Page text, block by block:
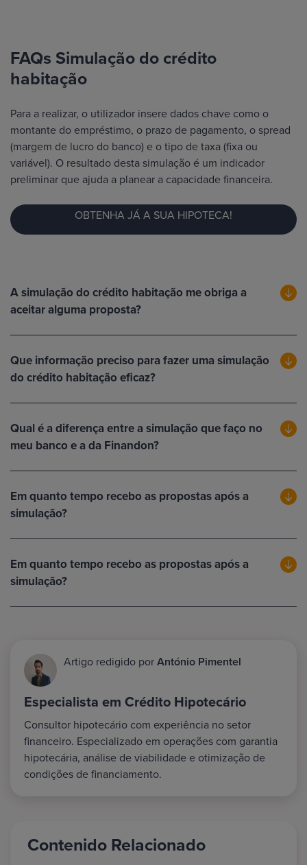
FAQs Simulação do crédito
habitação
Para a realizar, o utilizador insere dados chave como o
montante do empréstimo, o prazo de pagamento, o spread
(margem de lucro do banco) e o tipo de taxa (fixa ou
variável). O resultado desta simulação é um indicador
preliminar que ajuda a planear a capacidade financeira.
OBTENHA JÁ A SUA HIPOTECA!
A simulação do crédito habitação me obriga a
aceitar alguma proposta?
Que informação preciso para fazer uma simulação
do crédito habitação eficaz?
Qual é a diferença entre a simulação que faço no
meu banco e a da Finandon?
Em quanto tempo recebo as propostas após a
simulação?
Em quanto tempo recebo as propostas após a
simulação?
Artigo redigido porAntónio Pimentel
Especialista em Crédito Hipotecário
Consultor hipotecário com experiência no setor
financeiro. Especializado em operações com garantia
hipotecária, análise de viabilidade e otimização de
condições de financiamento.
Contenido Relacionado